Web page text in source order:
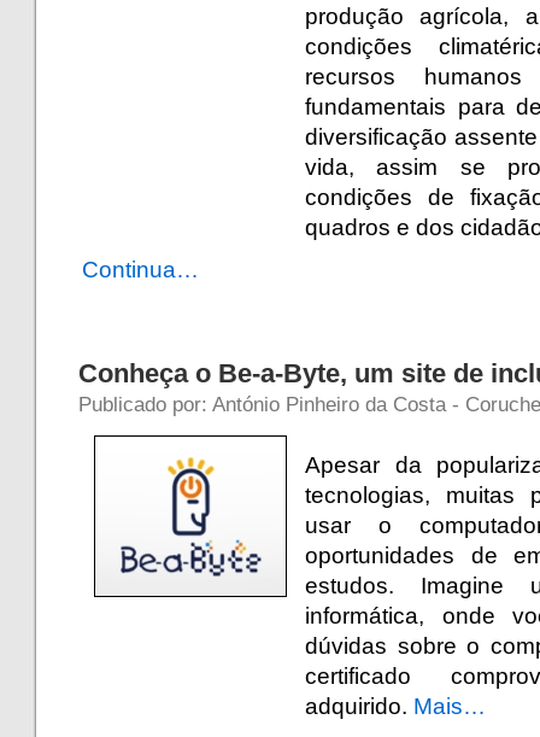
produção agrícola,
condições
recursos
fundamentais para
diversificação
vida, assim se
condições de
quadros e dos
Continua…
Conheça o Be-a-Byte, um site de
Publicado por: António Pinheiro da Costa -
Apesar da
tecnologias, muitas
usar o
oportunidades de
estudos.
informática, onde
dúvidas sobre o
certificado
adquirido. Mais…